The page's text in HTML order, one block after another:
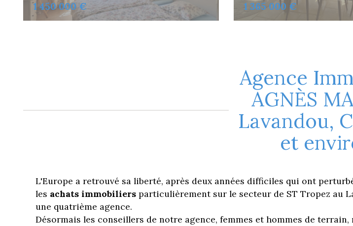
1 450 000 € 1 365 000 €
Agence
AGNÈS
Lavandou,
et
L'Europe a retrouvé sa liberté, après deux années difficiles qui ont
les achats immobiliers particulièrement sur le secteur de ST Tropez au
une quatrième agence.
Désormais les conseillers de notre agence, femmes et hommes de